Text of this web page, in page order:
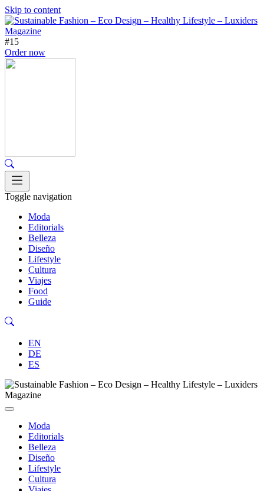
Skip to content
#15
Order now
Toggle navigation
Moda
Editorials
Belleza
Diseño
Lifestyle
Cultura
Viajes
Food
Guide
EN
DE
ES
Moda
Editorials
Belleza
Diseño
Lifestyle
Cultura